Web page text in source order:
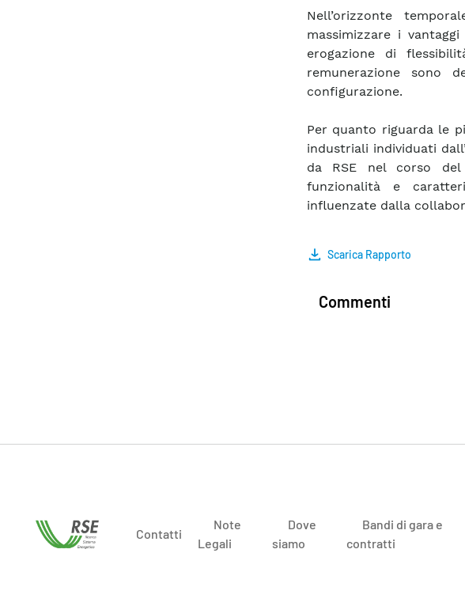
Nell’orizzonte
massimizzare i
erogazione di
remunerazione sono
configurazione.
Per quanto riguarda le
industriali individuati
da RSE nel corso
funzionalità e
influenzate dalla
Scarica Rapporto
Commenti
Contatti
Note
Legali
Dove
siamo
Bandi di gara e
contratti